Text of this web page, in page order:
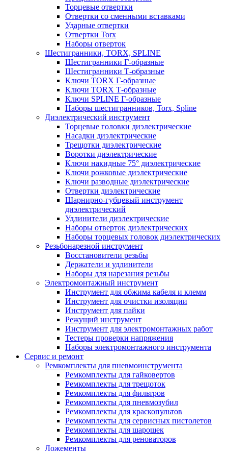
Торцевые отвертки
Отвертки со сменными вставками
Ударные отвертки
Отвертки Torx
Наборы отверток
Шестигранники, TORX, SPLINE
Шестигранники Г-образные
Шестигранники Т-образные
Ключи TORX Г-образные
Ключи TORX Т-образные
Ключи SPLINE Г-образные
Наборы шестигранников, Torx, Spline
Диэлектрический инструмент
Торцевые головки диэлектрические
Насадки диэлектрические
Трещотки диэлектрические
Воротки диэлектрические
Ключи накидные 75° диэлектрические
Ключи рожковые диэлектрические
Ключи разводные диэлектрические
Отвертки диэлектрические
Шарнирно-губцевый инструмент
диэлектрический
Удлинители диэлектрические
Наборы отверток диэлектрических
Наборы торцевых головок диэлектрических
Резьбонарезной инструмент
Восстановители резьбы
Держатели и удлинители
Наборы для нарезания резьбы
Электромонтажный инструмент
Инструмент для обжима кабеля и клемм
Инструмент для очистки изоляции
Инструмент для пайки
Режущий инструмент
Инструмент для электромонтажных работ
Тестеры проверки напряжения
Наборы электромонтажного инструмента
Сервис и ремонт
Ремкомплекты для пневмоинструмента
Ремкомплекты для гайковертов
Ремкомплекты для трещоток
Ремкомплекты для фильтров
Ремкомплекты для пневмозубил
Ремкомплекты для краскопультов
Ремкомплекты для сервисных пистолетов
Ремкомплекты для шарошек
Ремкомплекты для реноваторов
Ложементы